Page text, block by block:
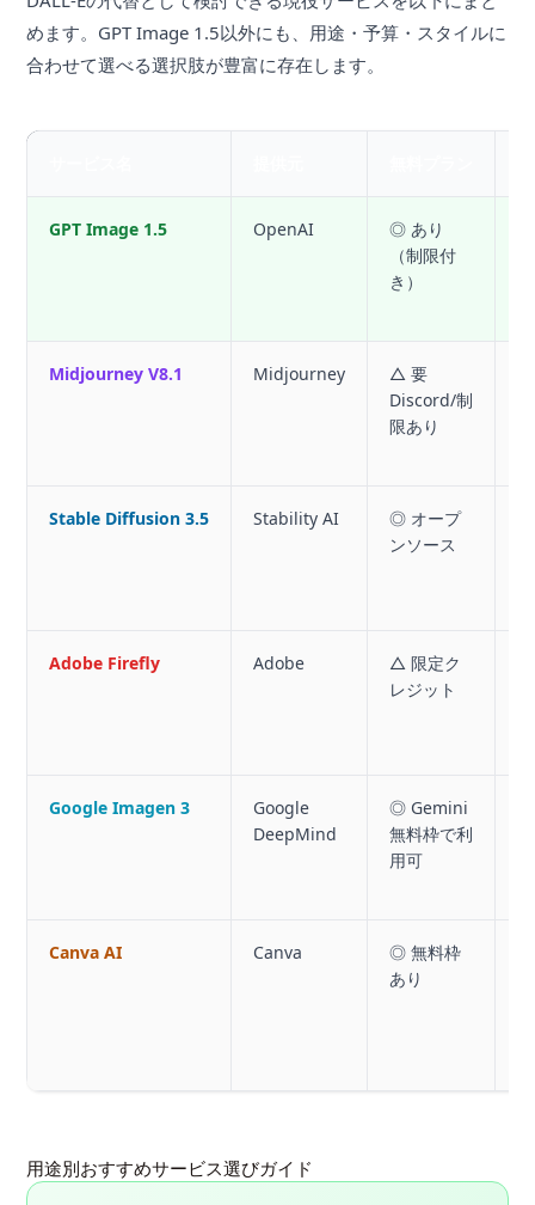
めます。GPT Image 1.5以外にも、用途・予算・スタイルに
合わせて選べる選択肢が豊富に存在します。
GPT Image 1.5 OpenAI
◎ あり
（制限付
き）
Midjourney V8.1 Midjourney
△ 要
Discord/制
限あり
Stable Diffusion 3.5 Stability AI
◎ オープ
ンソース
Adobe Firefly Adobe
△ 限定ク
レジット
Google Imagen 3
Google
DeepMind
◎ Gemini
無料枠で利
用可
Canva AI Canva
◎ 無料枠
あり
用途別おすすめサービス選びガイド